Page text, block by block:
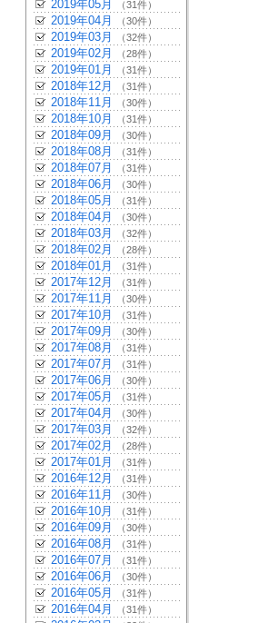
2019年05月 （31件）
2019年04月 （30件）
2019年03月 （32件）
2019年02月 （28件）
2019年01月 （31件）
2018年12月 （31件）
2018年11月 （30件）
2018年10月 （31件）
2018年09月 （30件）
2018年08月 （31件）
2018年07月 （31件）
2018年06月 （30件）
2018年05月 （31件）
2018年04月 （30件）
2018年03月 （32件）
2018年02月 （28件）
2018年01月 （31件）
2017年12月 （31件）
2017年11月 （30件）
2017年10月 （31件）
2017年09月 （30件）
2017年08月 （31件）
2017年07月 （31件）
2017年06月 （30件）
2017年05月 （31件）
2017年04月 （30件）
2017年03月 （32件）
2017年02月 （28件）
2017年01月 （31件）
2016年12月 （31件）
2016年11月 （30件）
2016年10月 （31件）
2016年09月 （30件）
2016年08月 （31件）
2016年07月 （31件）
2016年06月 （30件）
2016年05月 （31件）
2016年04月 （31件）